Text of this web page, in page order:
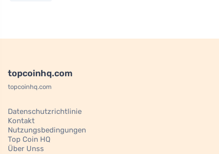
topcoinhq.com
topcoinhq.com
Datenschutzrichtlinie
Kontakt
Nutzungsbedingungen
Top Coin HQ
Über Unss